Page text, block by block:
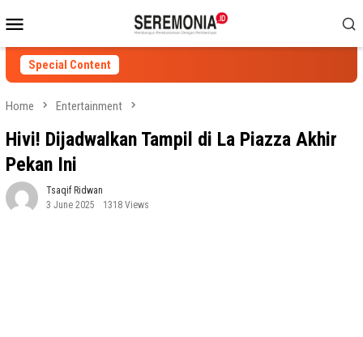
to
contentMenu
Special Content
Home Entertainment
Hivi! Dijadwalkan Tampil di La Piazza Akhir
Pekan Ini
Tsaqif Ridwan
3 June 2025
1318 Views